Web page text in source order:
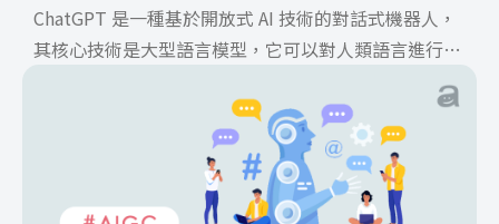
ChatGPT 是一種基於開放式 AI 技術的對話式機器人，
其核心技術是大型語言模型，它可以對人類語言進行理